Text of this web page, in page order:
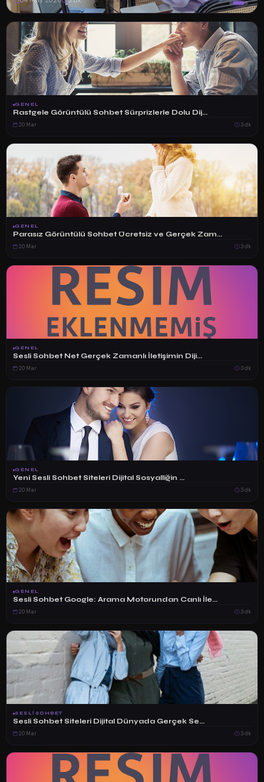
GENEL
Rastgele Görüntülü Sohbet Sürprizlerle Dolu Dij...
20 Mar 3 dk
GENEL
Parasız Görüntülü Sohbet Ücretsiz ve Gerçek Zam...
20 Mar 3 dk
GENEL
Sesli Sohbet Net Gerçek Zamanlı İletişimin Diji...
20 Mar 3 dk
GENEL
Yeni Sesli Sohbet Siteleri Dijital Sosyalliğin ...
20 Mar 3 dk
GENEL
Sesli Sohbet Google: Arama Motorundan Canlı İle...
20 Mar 3 dk
SESLISOHBET
Sesli Sohbet Siteleri Dijital Dünyada Gerçek Se...
20 Mar 3 dk